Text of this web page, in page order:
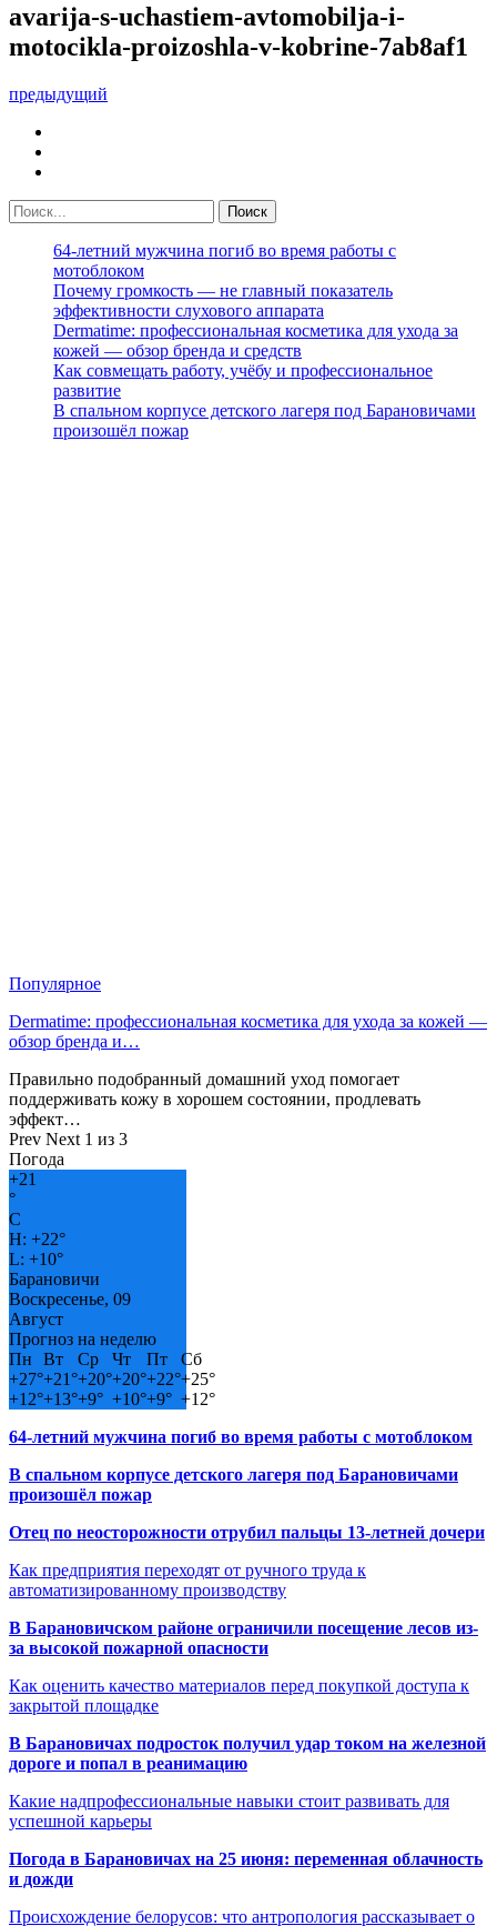
avarija-s-uchastiem-avtomobilja-i-
motocikla-proizoshla-v-kobrine-7ab8af1
предыдущий
64-летний мужчина погиб во время работы с
мотоблоком
Почему громкость — не главный показатель
эффективности слухового аппарата
Dermatime: профессиональная косметика для ухода за
кожей — обзор бренда и средств
Как совмещать работу, учёбу и профессиональное
развитие
В спальном корпусе детского лагеря под Барановичами
произошёл пожар
Популярное
Dermatime: профессиональная косметика для ухода за кожей —
обзор бренда и…
Правильно подобранный домашний уход помогает
поддерживать кожу в хорошем состоянии, продлевать
эффект…
Prev Next 1 из 3
Погода
+21
°
C
H: +22°
L: +10°
Барановичи
Воскресенье, 09
Август
Прогноз на неделю
Пн
Вт Ср Чт Пт
Сб
+27°+21°+20°+20°+22°+25°
+12°+13°+9° +10°+9° +12°
64-летний мужчина погиб во время работы с мотоблоком
В спальном корпусе детского лагеря под Барановичами
произошёл пожар
Отец по неосторожности отрубил пальцы 13-летней дочери
Как предприятия переходят от ручного труда к
автоматизированному производству
В Барановичском районе ограничили посещение лесов из-
за высокой пожарной опасности
Как оценить качество материалов перед покупкой доступа к
закрытой площадке
В Барановичах подросток получил удар током на железной
дороге и попал в реанимацию
Какие надпрофессиональные навыки стоит развивать для
успешной карьеры
Погода в Барановичах на 25 июня: переменная облачность
и дожди
Происхождение белорусов: что антропология рассказывает о